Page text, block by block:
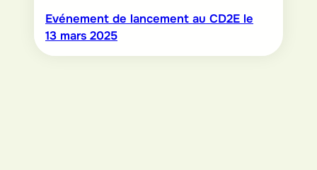
Evénement de lancement au CD2E le
13 mars 2025